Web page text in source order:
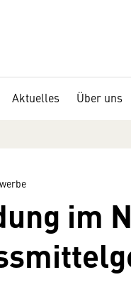
Aktuelles Über uns
im